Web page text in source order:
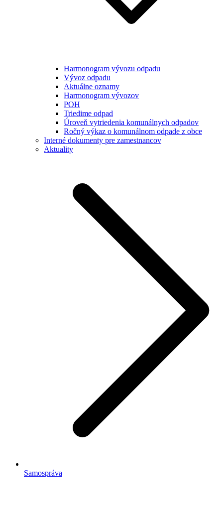
Harmonogram vývozu odpadu
Vývoz odpadu
Aktuálne oznamy
Harmonogram vývozov
POH
Triedime odpad
Úroveň vytriedenia komunálnych odpadov
Ročný výkaz o komunálnom odpade z obce
Interné dokumenty pre zamestnancov
Aktuality
Samospráva